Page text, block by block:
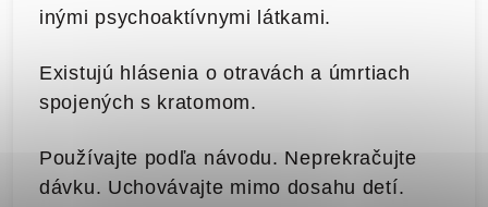
inými psychoaktívnymi látkami.
Existujú hlásenia o otravách a úmrtiach
spojených s kratomom.
Používajte podľa návodu. Neprekračujte
dávku. Uchovávajte mimo dosahu detí.